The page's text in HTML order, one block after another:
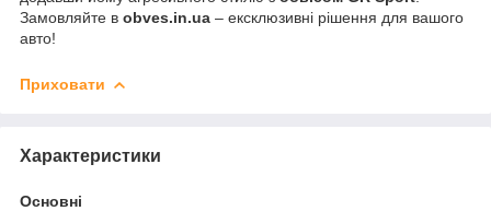
Замовляйте в obves.in.ua – ексклюзивні рішення для вашого
авто!
Приховати
Характеристики
Основні